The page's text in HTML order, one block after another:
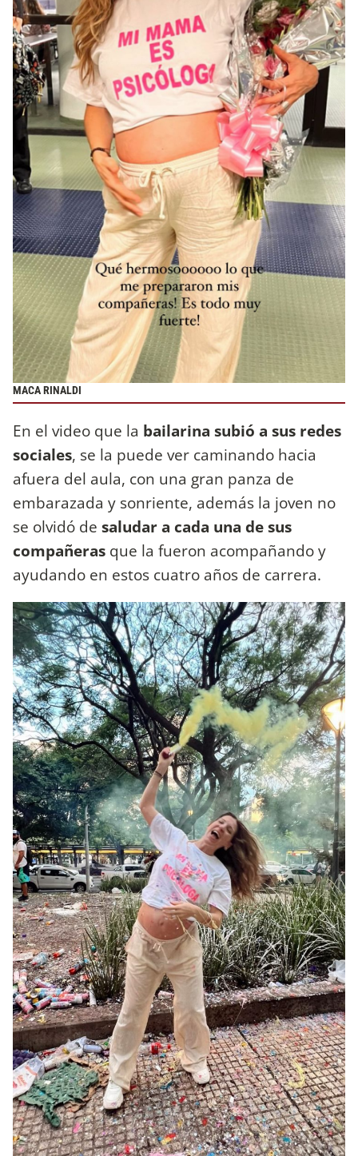
MACA RINALDI
En el video que la bailarina subió a sus redes
sociales, se la puede ver caminando hacia
afuera del aula, con una gran panza de
embarazada y sonriente, además la joven no
se olvidó de saludar a cada una de sus
compañeras que la fueron acompañando y
ayudando en estos cuatro años de carrera.